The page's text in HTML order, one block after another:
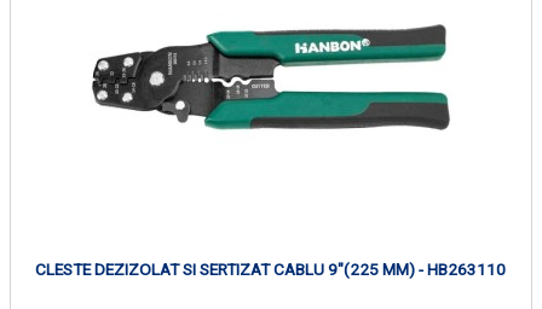
CLESTE DEZIZOLAT SI SERTIZAT CABLU 9"(225 MM) - HB263110